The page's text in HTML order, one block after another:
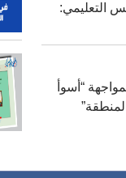
التعليمي:
“أسوأ